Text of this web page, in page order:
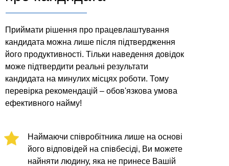
Приймати рішення про працевлаштування
кандидата можна лише після підтвердження
його продуктивності. Тільки наведення довідок
може підтвердити реальні результати
кандидата на минулих місцях роботи. Тому
перевірка рекомендацій – обов'язкова умова
ефективного найму!
Наймаючи співробітника лише на основі
його відповідей на співбесіді, Ви можете
найняти людину, яка не принесе Вашій